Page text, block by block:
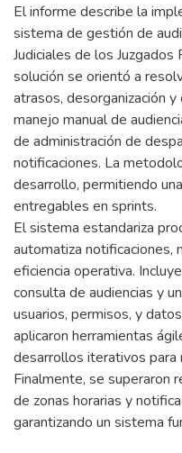
El informe describe la
sistema de gestión de
Judiciales de los
solución se orientó a
atrasos, desorganización
manejo manual de
de administración de
notificaciones. La
desarrollo, permitiendo
entregables en sprints.
El sistema estandariza
automatiza notificaciones,
eficiencia operativa.
consulta de audiencias y
usuarios, permisos, y
aplicaron herramientas
desarrollos iterativos para
Finalmente, se superaron
de zonas horarias y
garantizando un sistema